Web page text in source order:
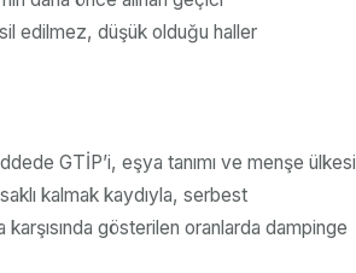
edilmez, düşük olduğu haller
GTİP’i, eşya tanımı ve menşe ülkesi
kalmak kaydıyla, serbest
karşısında gösterilen oranlarda dampinge